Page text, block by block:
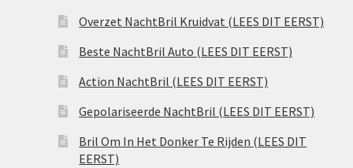
Overzet NachtBril Kruidvat (LEES DIT EERST)
Beste NachtBril Auto (LEES DIT EERST)
Action NachtBril (LEES DIT EERST)
Gepolariseerde NachtBril (LEES DIT EERST)
Bril Om In Het Donker Te Rijden (LEES DIT
EERST)